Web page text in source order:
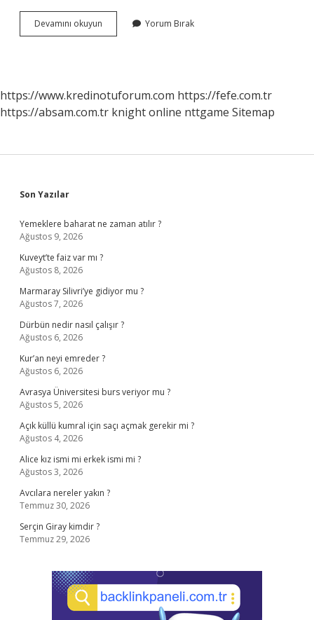
Devamını okuyun
Ile
Yorum Bırak
https://www.kredinotuforum.com https://fefe.com.tr
https://absam.com.tr knight online nttgame Sitemap
Sidebar
Son Yazılar
Yemeklere baharat ne zaman atılır ?
Ağustos 9, 2026
Kuveyt’te faiz var mı ?
Ağustos 8, 2026
Marmaray Silivri’ye gidiyor mu ?
Ağustos 7, 2026
Dürbün nedir nasıl çalışır ?
Ağustos 6, 2026
Kur’an neyi emreder ?
Ağustos 6, 2026
Avrasya Üniversitesi burs veriyor mu ?
Ağustos 5, 2026
Açık küllü kumral için saçı açmak gerekir mi ?
Ağustos 4, 2026
Alice kız ismi mi erkek ismi mi ?
Ağustos 3, 2026
Avcılara nereler yakın ?
Temmuz 30, 2026
Serçin Giray kimdir ?
Temmuz 29, 2026